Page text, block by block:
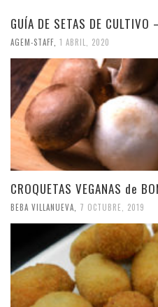
GUÍA DE SETAS DE
AGEM-STAFF 1 ABRIL, 2020
CROQUETAS VEGANAS de
BEBA VILLANUEVA 7 OCTUBRE, 2019